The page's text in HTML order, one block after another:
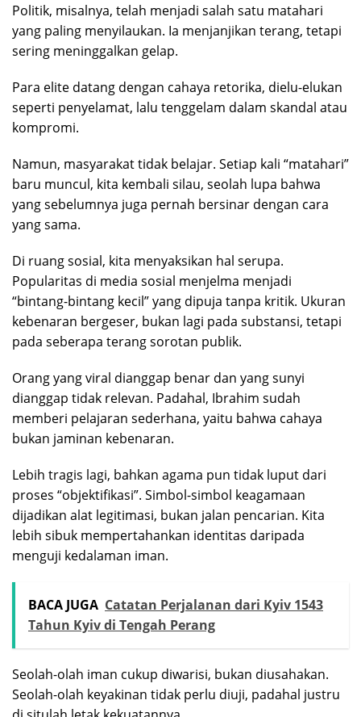
Politik, misalnya, telah menjadi salah satu matahari
yang paling menyilaukan. Ia menjanjikan terang, tetapi
sering meninggalkan gelap.
Para elite datang dengan cahaya retorika, dielu-elukan
seperti penyelamat, lalu tenggelam dalam skandal atau
kompromi.
Namun, masyarakat tidak belajar. Setiap kali “matahari”
baru muncul, kita kembali silau, seolah lupa bahwa
yang sebelumnya juga pernah bersinar dengan cara
yang sama.
Di ruang sosial, kita menyaksikan hal serupa.
Popularitas di media sosial menjelma menjadi
“bintang-bintang kecil” yang dipuja tanpa kritik. Ukuran
kebenaran bergeser, bukan lagi pada substansi, tetapi
pada seberapa terang sorotan publik.
Orang yang viral dianggap benar dan yang sunyi
dianggap tidak relevan. Padahal, Ibrahim sudah
memberi pelajaran sederhana, yaitu bahwa cahaya
bukan jaminan kebenaran.
Lebih tragis lagi, bahkan agama pun tidak luput dari
proses “objektifikasi”. Simbol-simbol keagamaan
dijadikan alat legitimasi, bukan jalan pencarian. Kita
lebih sibuk mempertahankan identitas daripada
menguji kedalaman iman.
BACA JUGA Catatan Perjalanan dari Kyiv 1543
Tahun Kyiv di Tengah Perang
Seolah-olah iman cukup diwarisi, bukan diusahakan.
Seolah-olah keyakinan tidak perlu diuji, padahal justru